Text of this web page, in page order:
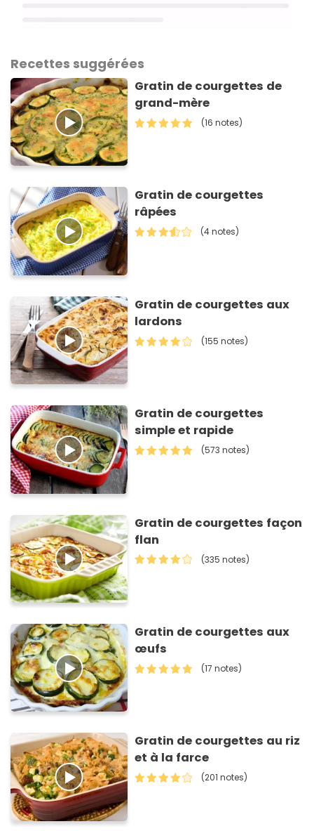
Recettes suggérées
Gratin de courgettes de
grand-mère
(16 notes)
Gratin de courgettes
râpées
(4 notes)
Gratin de courgettes aux
lardons
(155 notes)
Gratin de courgettes
simple et rapide
(573 notes)
Gratin de courgettes façon
flan
(335 notes)
Gratin de courgettes aux
œufs
(17 notes)
Gratin de courgettes au riz
et à la farce
(201 notes)